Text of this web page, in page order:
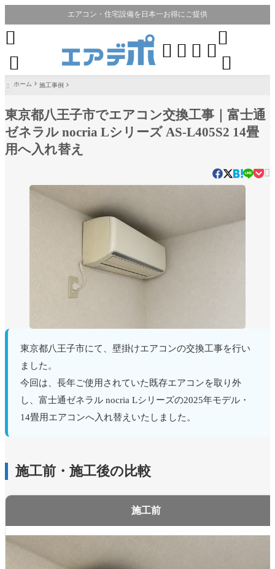
エアコン・住宅設備を日本一お得にご提供
   




 ホーム 施工事例
東京都八王子市でエアコン交換工事｜富士通
ゼネラル nocria Lシリーズ AS-L405S2 14畳
用へ入れ替え

東京都八王子市にて、壁掛けエアコンの交換工事を行い
ました。
今回は、長年ご使用されていた既存エアコンを取り外
し、富士通ゼネラル nocria Lシリーズの2025年モデル・
14畳用エアコンへ入れ替えいたしました。
施工前・施工後の比較
施工前